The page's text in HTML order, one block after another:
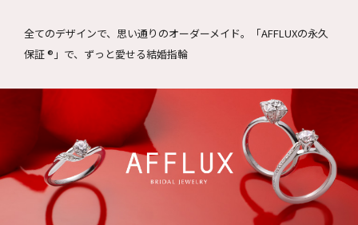
全てのデザインで、思い通りのオーダーメイド。
「AFFLUXの永久
保証 ®」で、ずっと愛せる結婚指輪